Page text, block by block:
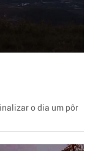
o dia um pôr